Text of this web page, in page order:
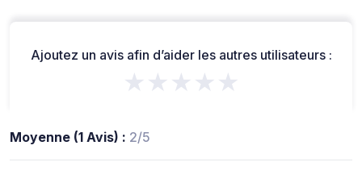
Ajoutez un avis afin d’aider les autres utilisateurs :
★★★★★
Moyenne (1 Avis) : 2/5